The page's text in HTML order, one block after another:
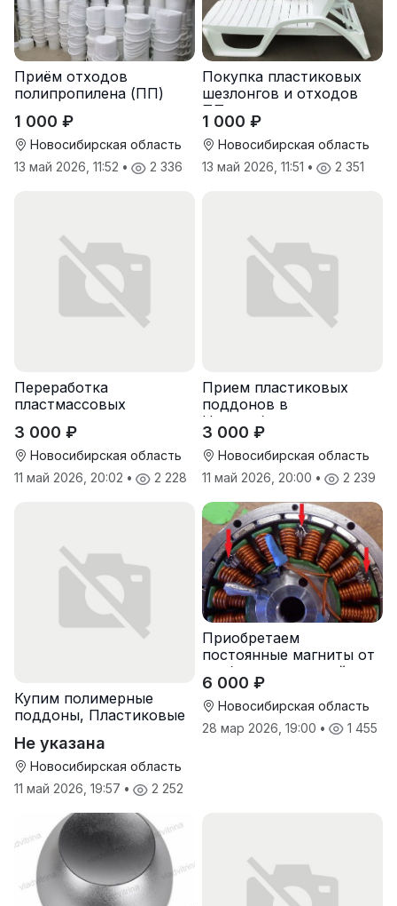
Приём отходов
полипропилена (ПП)
1 000 ₽
Новосибирская область
13 май 2026, 11:52 • 2 336
Покупка пластиковых
шезлонгов и отходов
ПП
1 000 ₽
Новосибирская область
13 май 2026, 11:51 • 2 351
Переработка
пластмассовых
3 000 ₽
Новосибирская область
11 май 2026, 20:02 • 2 228
Прием пластиковых
поддонов в
Новосибирске
3 000 ₽
Новосибирская область
11 май 2026, 20:00 • 2 239
Купим полимерные
поддоны, Пластиковые
Не указана
Новосибирская область
11 май 2026, 19:57 • 2 252
Приобретаем
постоянные магниты от
разбора двигателей
6 000 ₽
Новосибирская область
28 мар 2026, 19:00 • 1 455